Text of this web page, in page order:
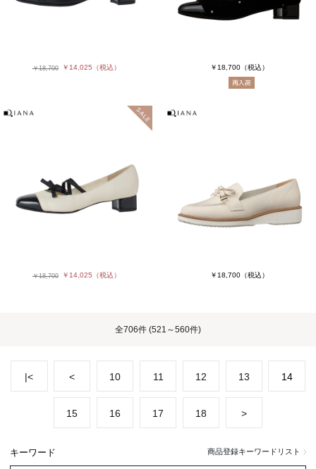
￥18,700 ￥14,025 （税込） ￥18,700 （税込）
￥18,700 ￥14,025 （税込） ￥18,700 （税込）
全706件 (521～560件)
|< < 10 11 12 13 14
15 16 17 18 >
キーワード 商品登録キーワードリスト